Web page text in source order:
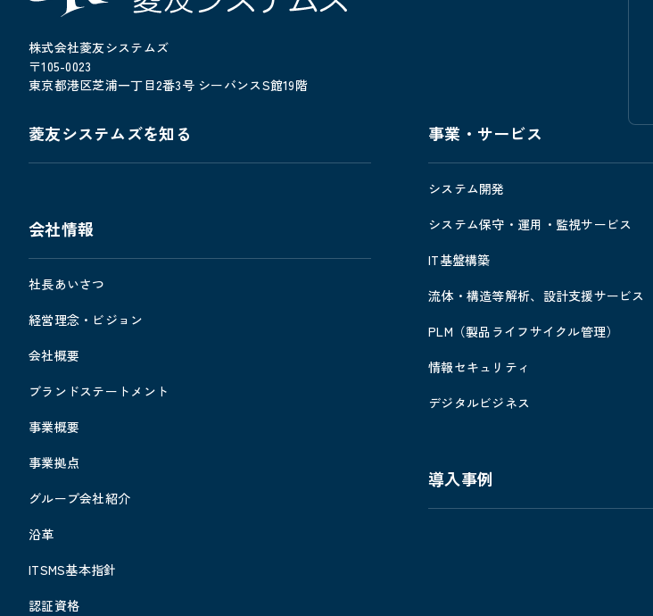
株式会社菱友システムズ
〒105-0023
東京都港区芝浦一丁目2番3号 シーバンスS館19階
菱友システムズを知る
会社情報
社長あいさつ
経営理念・ビジョン
会社概要
ブランドステートメント
事業概要
事業拠点
グループ会社紹介
沿革
ITSMS基本指針
認証資格
事業・サービス
システム開発
システム保守・運用・監視サービス
IT基盤構築
流体・構造等解析、設計支援サービス
PLM（製品ライフサイクル管理）
情報セキュリティ
デジタルビジネス
導入事例